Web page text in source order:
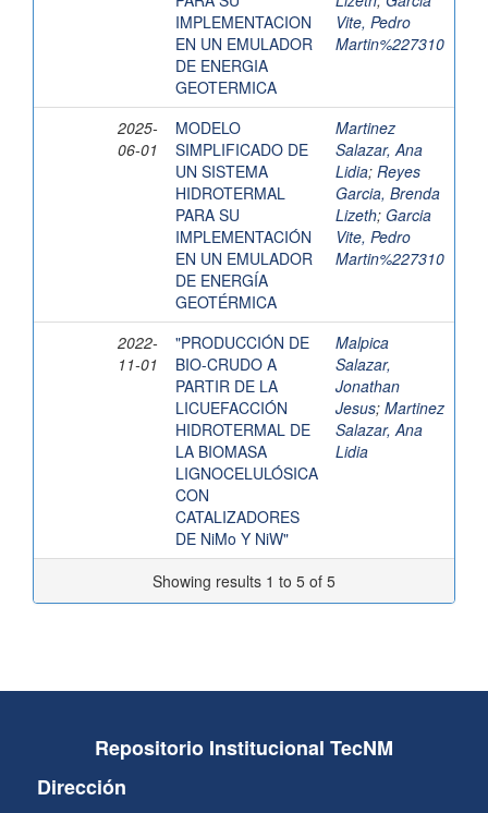
IMPLEMENTACION
EN UN EMULADOR
DE ENERGIA
GEOTERMICA
Vite, Pedro
Martin%227310
2025-
06-01
MODELO
SIMPLIFICADO DE
UN SISTEMA
HIDROTERMAL
PARA SU
IMPLEMENTACIÓN
EN UN EMULADOR
DE ENERGÍA
GEOTÉRMICA
Martinez
Salazar, Ana
Lidia; Reyes
Garcia, Brenda
Lizeth; Garcia
Vite, Pedro
Martin%227310
2022-
11-01
"PRODUCCIÓN DE
BIO-CRUDO A
PARTIR DE LA
LICUEFACCIÓN
HIDROTERMAL DE
LA BIOMASA
LIGNOCELULÓSICA
CON
CATALIZADORES
DE NiMo Y NiW"
Malpica
Salazar,
Jonathan
Jesus; Martinez
Salazar, Ana
Lidia
Showing results 1 to 5 of 5
Repositorio Institucional TecNM
Dirección